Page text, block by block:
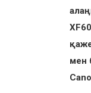
мен